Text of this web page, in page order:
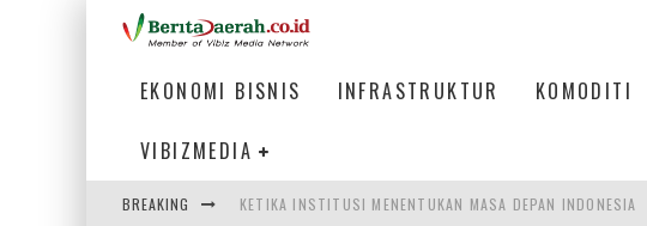
EKONOMI BISNIS INFRASTRUKTUR KOMODITI
VIBIZMEDIA
BREAKING KETIKA INSTITUSI MENENTUKAN MASA DEPAN INDONESIA